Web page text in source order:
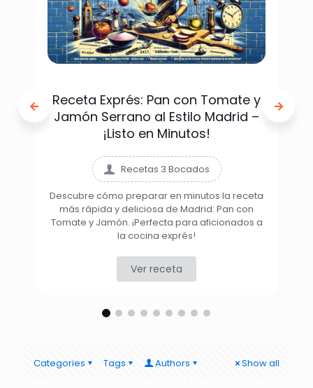
Receta Exprés: Pan con Tomate y
Jamón Serrano al Estilo Madrid –
¡Listo en Minutos!
Recetas 3 Bocados
Descubre cómo preparar en minutos la receta
más rápida y deliciosa de Madrid: Pan con
Tomate y Jamón. ¡Perfecta para aficionados a
la cocina exprés!
Ver receta
Categories Tags Authors Show all